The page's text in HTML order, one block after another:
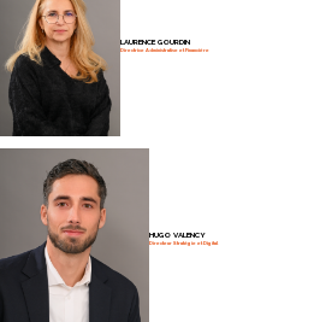
LAURENCE GOURDIN
Directrice Administrative et Financière
HUGO VALENCY
Directeur Stratégie et Digital